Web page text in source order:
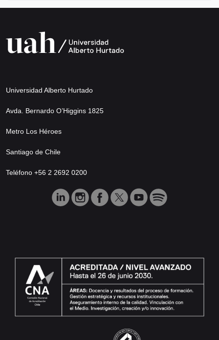
Universidad Alberto Hurtado
Avda. Bernardo O’Higgins 1825
Metro Los Héroes
Santiago de Chile
Teléfono +56 2 2692 0200